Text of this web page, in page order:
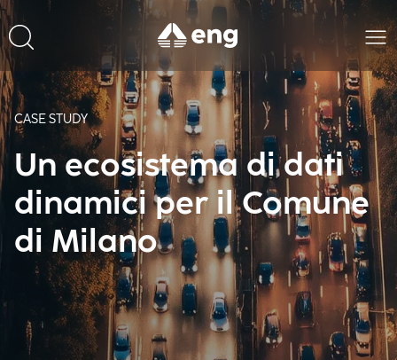
CASE STUDY
Un ecosistema di dati
dinamici per il Comune
di Milano